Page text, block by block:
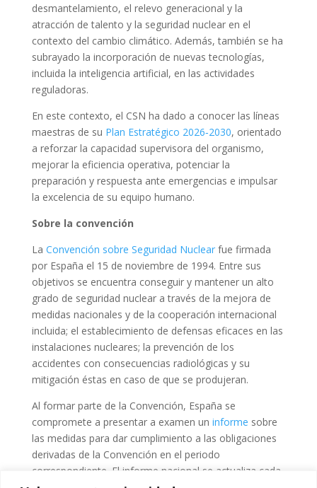
desmantelamiento, el relevo generacional y la
atracción de talento y la seguridad nuclear en el
contexto del cambio climático. Además, también se ha
subrayado la incorporación de nuevas tecnologías,
incluida la inteligencia artificial, en las actividades
reguladoras.
En este contexto, el CSN ha dado a conocer las líneas
maestras de su Plan Estratégico 2026‑2030, orientado
a reforzar la capacidad supervisora del organismo,
mejorar la eficiencia operativa, potenciar la
preparación y respuesta ante emergencias e impulsar
la excelencia de su equipo humano.
Sobre la convención
La Convención sobre Seguridad Nuclearfue firmada
por España el 15 de noviembre de 1994. Entre sus
objetivos se encuentra conseguir y mantener un alto
grado de seguridad nuclear a través de la mejora de
medidas nacionales y de la cooperación internacional
incluida; el establecimiento de defensas eficaces en las
instalaciones nucleares; la prevención de los
accidentes con consecuencias radiológicas y su
mitigación éstas en caso de que se produjeran.
Al formar parte de la Convención, España se
compromete a presentar a examen un informe sobre
las medidas para dar cumplimiento a las obligaciones
derivadas de la Convención en el periodo
correspondiente. El informe nacional se actualiza cada